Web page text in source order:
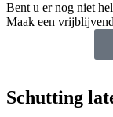
Bent u er nog niet
Maak een
Schutting